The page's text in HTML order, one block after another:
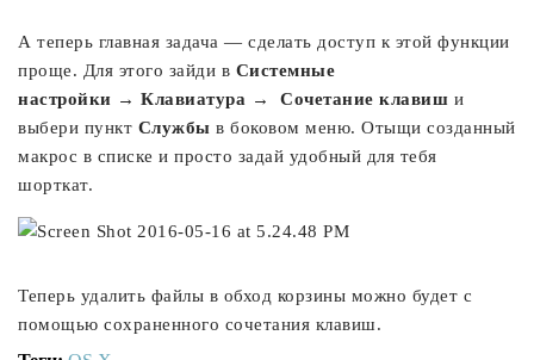
А теперь главная задача — сделать доступ к этой функции
проще. Для этого зайди в Системные
настройки → Клавиатура → Сочетание клавиш и
выбери пункт Службы в боковом меню. Отыщи созданный
макрос в списке и просто задай удобный для тебя
шорткат.
Теперь удалить файлы в обход корзины можно будет с
помощью сохраненного сочетания клавиш.